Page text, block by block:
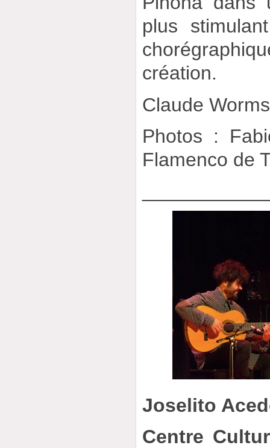
plus
création.
Claude Worms
Photos :
Flamenco de
Joselito
Centre